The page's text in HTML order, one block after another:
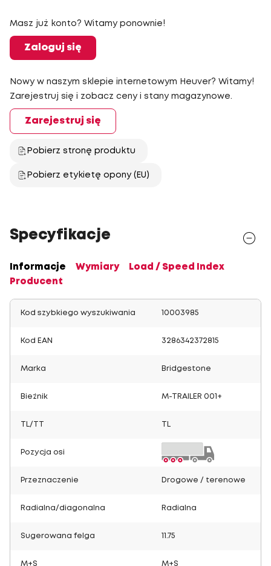
Masz już konto? Witamy ponownie!
Zaloguj się
Nowy w naszym sklepie internetowym Heuver? Witamy!
Zarejestruj się i zobacz ceny i stany magazynowe.
Zarejestruj się
Pobierz stronę produktu
Pobierz etykietę opony (EU)
Specyfikacje
Informacje Wymiary
Load / Speed Index
Producent
Kod szybkiego wyszukiwania 10003985
Kod EAN 3286342372815
Marka Bridgestone
Bieżnik M-TRAILER 001+
TL/TT
Pozycja osi
Przeznaczenie Drogowe / terenowe
Radialna/diagonalna Radialna
Sugerowana felga 11.75
M+S M+S